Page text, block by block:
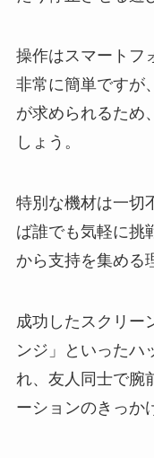
操作はスマートフ
非常に簡単ですが
が求められるため
しょう。
特別な機材は一切
ば誰でも気軽に挑
から支持を集める
成功したスクリー
ンジ」といったハ
れ、友人同士で腕
ーションのきっか